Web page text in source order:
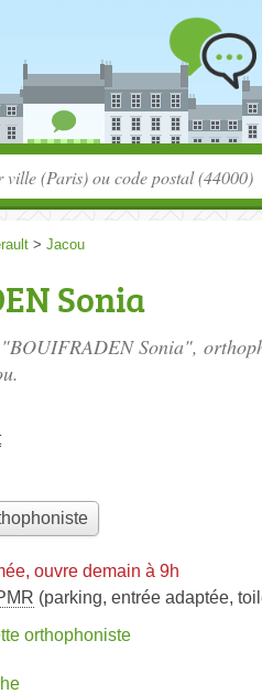
> Jacou
Sonia
"BOUIFRADEN Sonia",
ouvre demain à 9h
(parking, entrée adaptée,
orthophoniste